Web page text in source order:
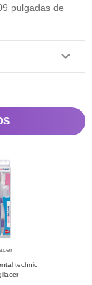
pulgadas de
technic